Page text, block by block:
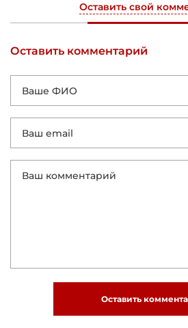
Оставить свой
Оставить комментарий
Оставить